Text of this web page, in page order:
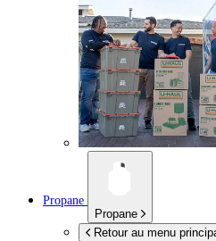
Propane
Propane
Retour au menu